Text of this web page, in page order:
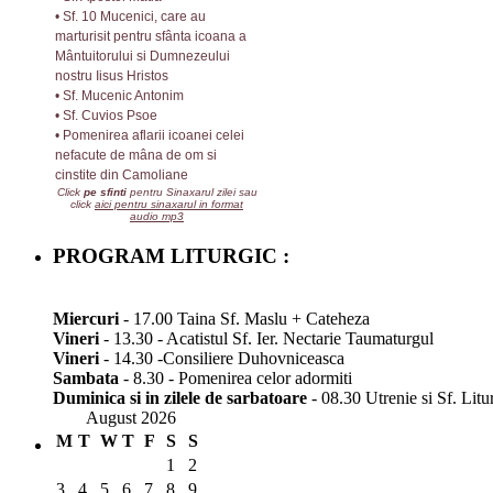
• Sf. 10 Mucenici, care au
marturisit pentru sfânta icoana a
Mântuitorului si Dumnezeului
nostru Iisus Hristos
• Sf. Mucenic Antonim
• Sf. Cuvios Psoe
• Pomenirea aflarii icoanei celei
nefacute de mâna de om si
cinstite din Camoliane
Click pe sfintipentru Sinaxarul zilei sau
click aici pentru sinaxarul in format
audio mp3
PROGRAM LITURGIC :
Miercuri - 17.00 Taina Sf. Maslu + Cateheza
Vineri - 13.30 - Acatistul Sf. Ier. Nectarie Taumaturgul
Vineri - 14.30 -Consiliere Duhovniceasca
Sambata - 8.30 - Pomenirea celor adormiti
Duminica si in zilele de sarbatoare - 08.30 Utrenie si Sf.
August 2026
M T W T F S
S
1
2
3
4 5 6 7 8 9